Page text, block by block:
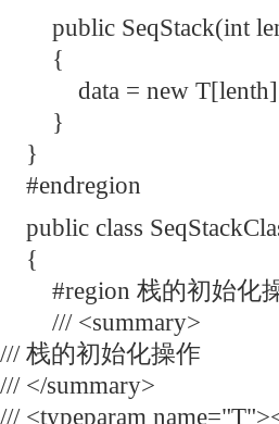
public SeqStack(int
{
data = new
}
}
#endregion
public class
{
#region 栈的初始化
/// <summary>
/// 栈的初始化操作
/// </summary>
/// <typeparam